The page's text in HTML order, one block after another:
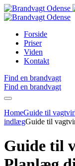
Forside
Priser
Viden
Kontakt
Find en brandvagt
Find en brandvagt
HomeGuide til
indlægGuide til
Guide til